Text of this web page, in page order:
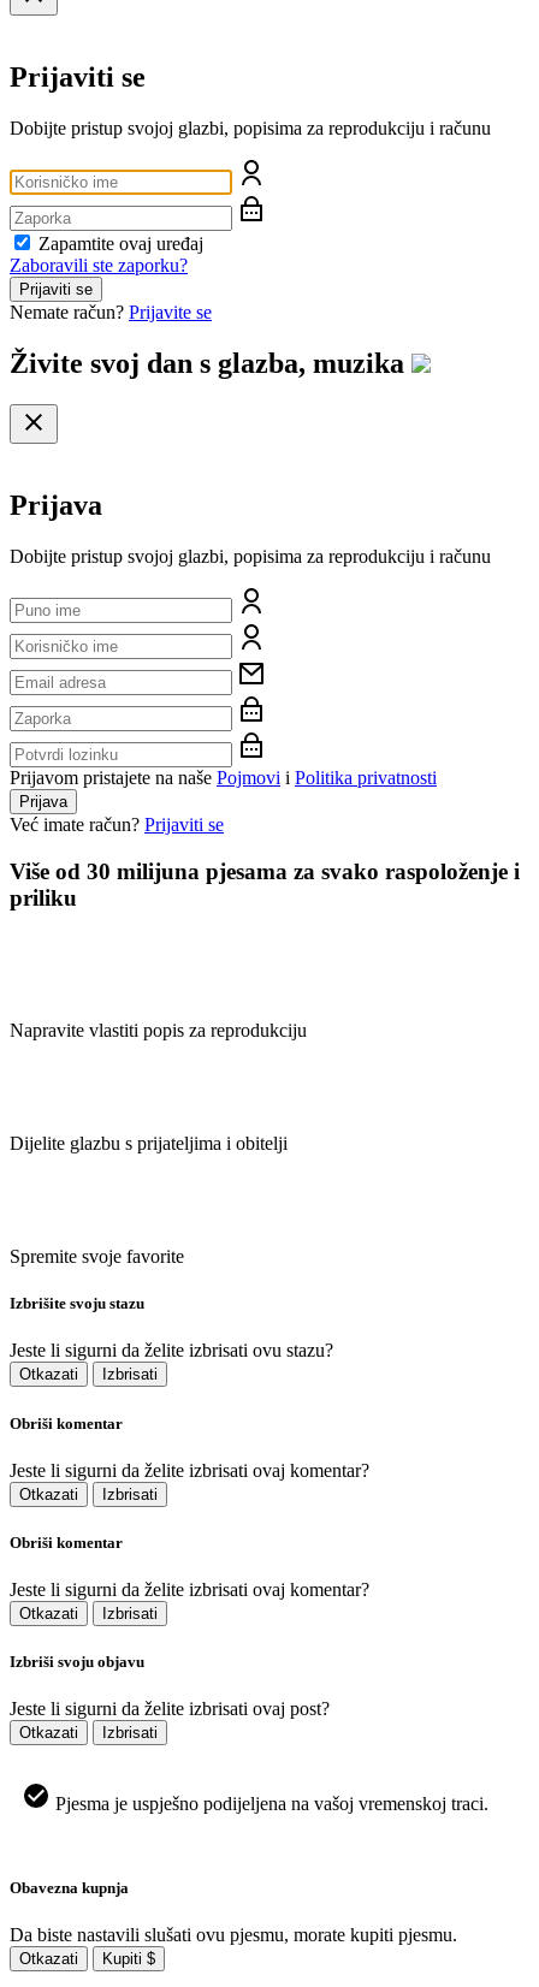
Prijaviti se
Dobijte pristup svojoj glazbi, popisima za reprodukciju i računu
Zapamtite ovaj uređaj
Zaboravili ste zaporku?
Prijaviti se
Nemate račun? Prijavite se
Živite svoj dan s glazba, muzika
Prijava
Dobijte pristup svojoj glazbi, popisima za reprodukciju i računu
Prijavom pristajete na naše Pojmovi i Politika privatnosti
Prijava
Već imate račun? Prijaviti se
Više od 30 milijuna pjesama za svako raspoloženje i
priliku
Napravite vlastiti popis za reprodukciju
Dijelite glazbu s prijateljima i obitelji
Spremite svoje favorite
Izbrišite svoju stazu
Jeste li sigurni da želite izbrisati ovu stazu?
Otkazati Izbrisati
Obriši komentar
Jeste li sigurni da želite izbrisati ovaj komentar?
Otkazati Izbrisati
Obriši komentar
Jeste li sigurni da želite izbrisati ovaj komentar?
Otkazati Izbrisati
Izbriši svoju objavu
Jeste li sigurni da želite izbrisati ovaj post?
Otkazati Izbrisati
Pjesma je uspješno podijeljena na vašoj vremenskoj traci.
Obavezna kupnja
Da biste nastavili slušati ovu pjesmu, morate kupiti pjesmu.
Otkazati Kupiti $